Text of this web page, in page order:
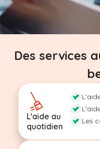
Des services
L'aide au
quotidien
Les